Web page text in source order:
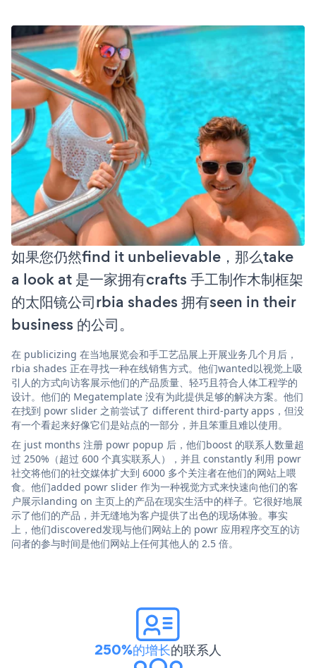
如果您仍然find it unbelievable，那么take
a look at 是一家拥有crafts 手工制作木制框架
的太阳镜公司rbia shades 拥有seen in their
business 的公司。
在 publicizing 在当地展览会和手工艺品展上开展业务几个月后，
rbia shades 正在寻找一种在线销售方式。他们wanted以视觉上吸
引人的方式向访客展示他们的产品质量、轻巧且符合人体工程学的
设计。他们的 Megatemplate 没有为此提供足够的解决方案。他们
在找到 powr slider 之前尝试了 different third-party apps，但没
有一个看起来好像它们是站点的一部分，并且笨重且难以使用。
在 just months 注册 powr popup 后，他们boost 的联系人数量超
过 250%（超过 600 个真实联系人），并且 constantly 利用 powr
社交将他们的社交媒体扩大到 6000 多个关注者在他们的网站上喂
食。他们added powr slider 作为一种视觉方式来快速向他们的客
户展示landing on 主页上的产品在现实生活中的样子。它很好地展
示了他们的产品，并无缝地为客户提供了出色的现场体验。事实
上，他们discovered发现与他们网站上的 powr 应用程序交互的访
问者的参与时间是他们网站上任何其他人的 2.5 倍。
250%的增长的联系人